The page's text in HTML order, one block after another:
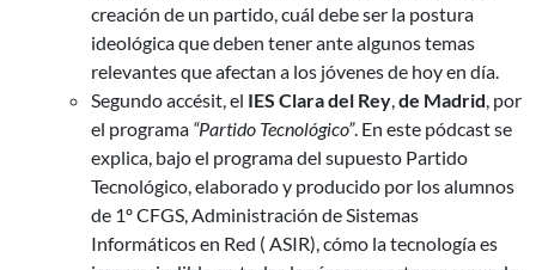
creación de un partido, cuál debe ser la postura
ideológica que deben tener ante algunos temas
relevantes que afectan a los jóvenes de hoy en día.
Segundo accésit, el IES Clara del Rey de Madrid , por
el programa “Partido Tecnológico”. En este pódcast se
explica, bajo el programa del supuesto Partido
Tecnológico, elaborado y producido por los alumnos
de 1º CFGS, Administración de Sistemas
Informáticos en Red ( ASIR), cómo la tecnología es